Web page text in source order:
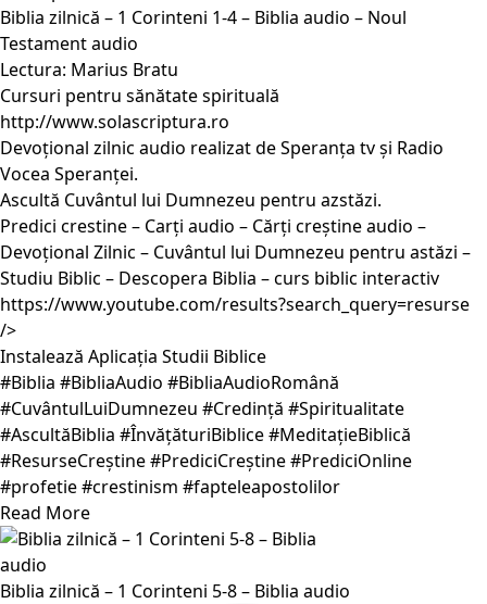
Biblia zilnică – 1 Corinteni 1-4 – Biblia audio – Noul
Testament audio
Lectura: Marius Bratu
Cursuri pentru sănătate spirituală
http://www.solascriptura.ro
Devoțional zilnic audio realizat de Speranța tv și Radio
Vocea Speranței.
Ascultă Cuvântul lui Dumnezeu pentru azstăzi.
Predici crestine – Carți audio – Cărți creștine audio –
Devoțional Zilnic – Cuvântul lui Dumnezeu pentru astăzi –
Studiu Biblic – Descopera Biblia – curs biblic interactiv
https://www.youtube.com/results?search_query=resurse
/>
Instalează Aplicația Studii Biblice
#Biblia #BibliaAudio #BibliaAudioRomână
#CuvântulLuiDumnezeu #Credință #Spiritualitate
#AscultăBiblia #ÎnvățăturiBiblice #MeditațieBiblică
#ResurseCreștine #PrediciCreștine #PrediciOnline
#profetie #crestinism #fapteleapostolilor
Read More
Biblia zilnică – 1 Corinteni 5-8 – Biblia audio